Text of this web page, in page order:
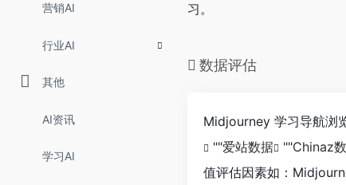
营销AI
行业AI
其他
AI资讯
学习AI
习。
数据评估
Midjourney 学习导航浏
""爱站数据 ""Chinaz
值评估因素如：